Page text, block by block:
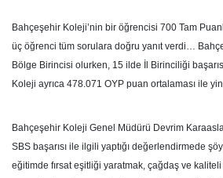
Bahçeşehir Koleji’nin bir öğrencisi 700 Tam
üç öğrenci tüm sorulara doğru yanıt verdi…
Bölge Birincisi olurken, 15 ilde İl Birinciliği
Koleji ayrıca 478.071 OYP puan ortalaması ile
Bahçeşehir Koleji Genel Müdürü Devrim
SBS başarısı ile ilgili yaptığı değerlendirmede
eğitimde fırsat eşitliği yaratmak, çağdaş ve